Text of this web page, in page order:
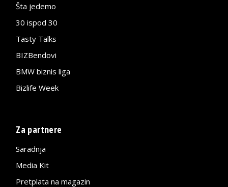
Šta jedemo
30 ispod 30
Tasty Talks
BIZBendovi
BMW biznis liga
Bizlife Week
Za partnere
Saradnja
Media Kit
Pretplata na magazin